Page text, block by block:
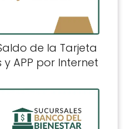
de la Tarjeta
APP por Internet